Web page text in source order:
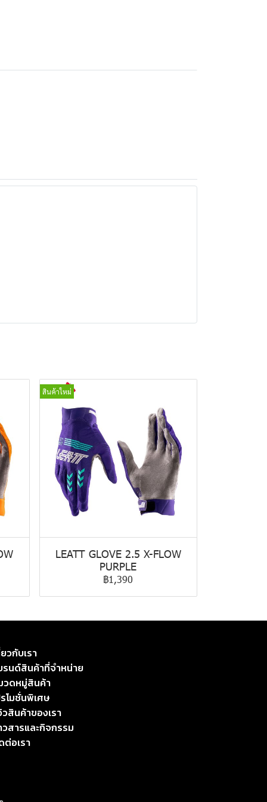
สินค้าใหม่
LEATT GLOVE 2.5 X-FLOW
PURPLE
฿1,390
วกับเรา
รนด์สินค้าที่จำหน่าย
วดหมู่สินค้า
โมชั่นพิเศษ
สินค้าของเรา
วสารและกิจกรรม
ต่อเรา